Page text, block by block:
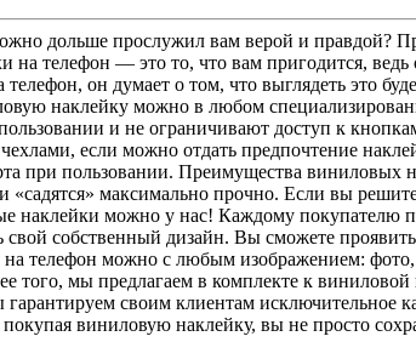
дольше прослужил вам верой и правдой?
на телефон — это то, что вам пригодится,
он думает о том, что выглядеть это
наклейку можно в любом
и не ограничивают доступ к
если можно отдать предпочтение
при пользовании. Преимущества виниловых
максимально прочно. Если вы
можно у нас! Каждому покупателю
собственный дизайн. Вы сможете
на телефон можно с любым изображением:
того, мы предлагаем в комплекте к
своим клиентам исключительное
виниловую наклейку, вы не просто